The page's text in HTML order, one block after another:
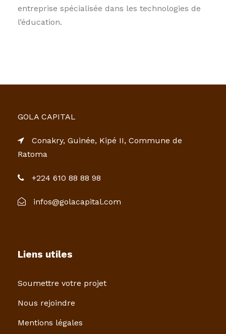
entreprise spécialisée dans les technologies de
l’éducation.
GOLA CAPITAL
Conakry, Guinée, Kipé II, Commune de
Ratoma
+224 610 88 88 98
infos@golacapital.com
Liens utiles
Soumettre votre projet
Nous rejoindre
Mentions légales